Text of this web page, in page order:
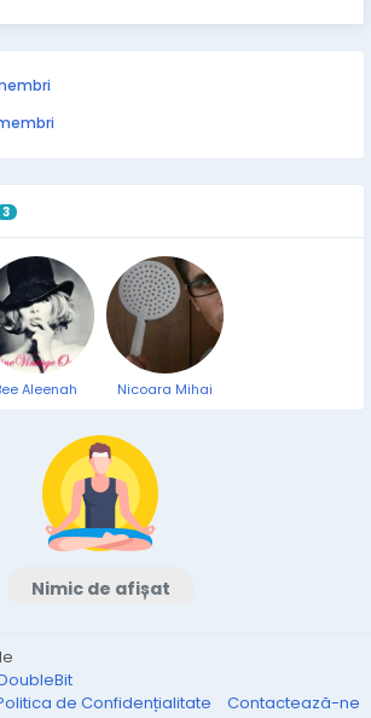
3
Aleenah Nicoara Mihai
Nimic de afișat
de Confidențialitate Contactează-ne